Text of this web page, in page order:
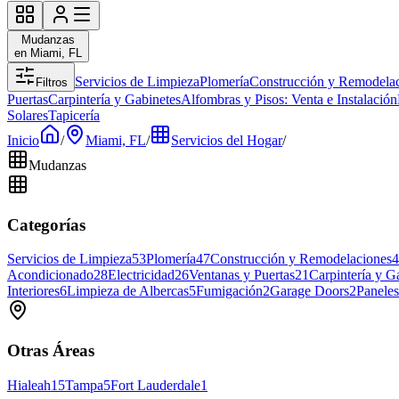
Mudanzas
en Miami, FL
Filtros Servicios de LimpiezaPlomeríaConstrucción y
PuertasCarpintería y GabinetesAlfombras y Pisos: Venta e Instalación
SolaresTapicería
Inicio
/ Miami, FL/ Servicios del Hogar/
Mudanzas
Categorías
Servicios de Limpieza53Plomería47Construcción y Remodelaciones
Acondicionado28Electricidad26Ventanas y Puertas21Carpintería y
Interiores6Limpieza de Albercas5Fumigación2Garage Doors2
Otras Áreas
Hialeah15Tampa5Fort Lauderdale1